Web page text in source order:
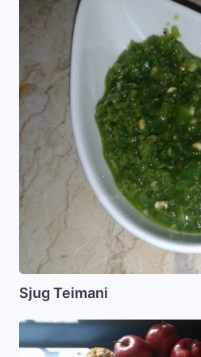
Sjug Teimani
Cupcakes
Integrales